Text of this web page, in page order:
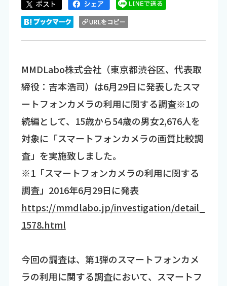
MMDLabo株式会社（東京都渋谷区、代表取
締役：吉本浩司）は6月29日に発表したスマ
ートフォンカメラの利用に関する調査※1の
続編として、15歳から54歳の男女2,676人を
対象に「スマートフォンカメラの画質比較調
査」を実施致しました。
※1「スマートフォンカメラの利用に関する
調査」2016年6月29日に発表
https://mmdlabo.jp/investigation/detail_
1578.html
今回の調査は、第1弾のスマートフォンカメ
ラの利用に関する調査において、スマートフ